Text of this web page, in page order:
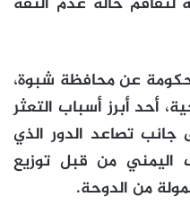
عن محافظة شبوة،
أحد أبرز أسباب التعثر
جانب تصاعد الدور الذي
اليمني من قبل توزيع
من الدوحة.